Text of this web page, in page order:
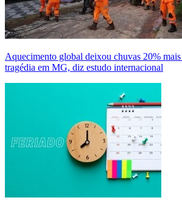
Aquecimento global deixou chuvas 20%
tragédia em MG, diz estudo internacional